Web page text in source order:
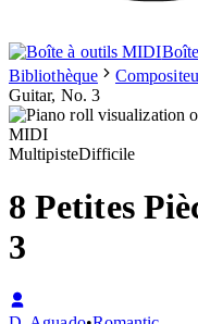
Bibliothèque
Guitar, No. 3
MultipisteDifficile
8 Petites
3